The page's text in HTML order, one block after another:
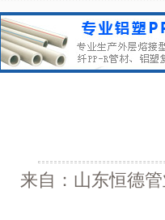
来自：山东恒德